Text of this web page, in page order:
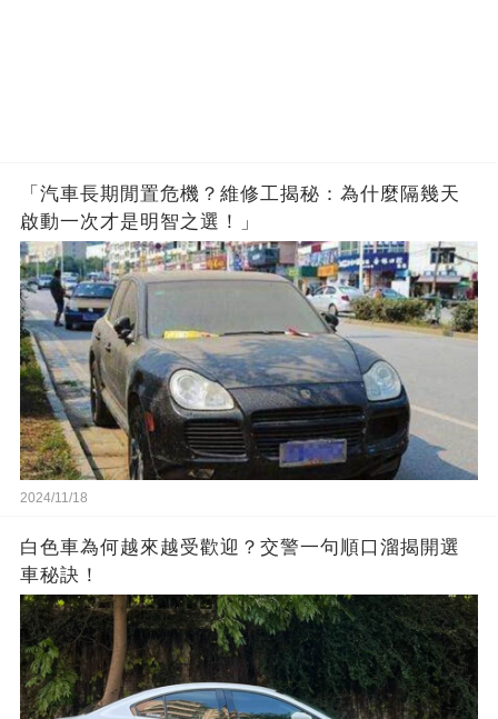
「汽車長期閒置危機？維修工揭秘：為什麼隔幾天
啟動一次才是明智之選！」
2024/11/18
白色車為何越來越受歡迎？交警一句順口溜揭開選
車秘訣！